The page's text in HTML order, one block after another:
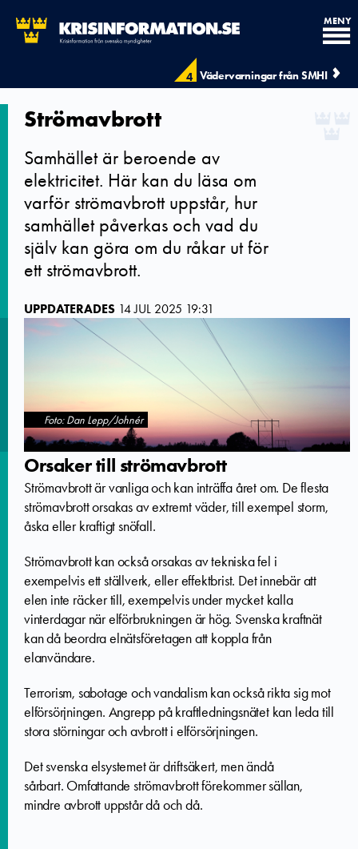
4 Vädervarningar från SMHI
MENY
Strömavbrott
Samhället är beroende av
elektricitet. Här kan du läsa om
varför strömavbrott uppstår, hur
samhället påverkas och vad du
själv kan göra om du råkar ut för
ett strömavbrott.
UPPDATERADES 14 JUL 2025 19:31
Foto: Dan Lepp/Johnér
Orsaker till strömavbrott
Strömavbrott är vanliga och kan inträffa året om. De flesta
strömavbrott orsakas av extremt väder, till exempel storm,
åska eller kraftigt snöfall.
Strömavbrott kan också orsakas av tekniska fel i
exempelvis ett ställverk, eller effektbrist. Det innebär att
elen inte räcker till, exempelvis under mycket kalla
vinterdagar när elförbrukningen är hög. Svenska kraftnät
kan då beordra elnätsföretagen att koppla från
elanvändare.
Terrorism, sabotage och vandalism kan också rikta sig mot
elförsörjningen. Angrepp på kraftledningsnätet kan leda till
stora störningar och avbrott i elförsörjningen.
Det svenska elsystemet är driftsäkert, men ändå
sårbart. Omfattande strömavbrott förekommer sällan,
mindre avbrott uppstår då och då.